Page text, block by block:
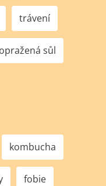
trávení
opražená sůl
kombucha
fobie